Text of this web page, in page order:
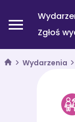
Zgłoś
Wydarzenia